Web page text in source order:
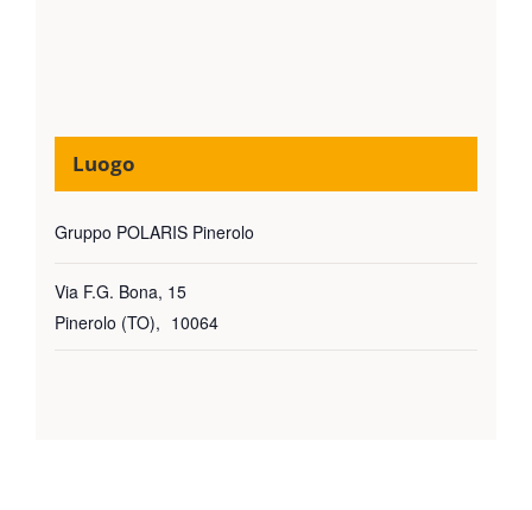
Luogo
Gruppo POLARIS Pinerolo
Via F.G. Bona, 15
Pinerolo (TO), 10064